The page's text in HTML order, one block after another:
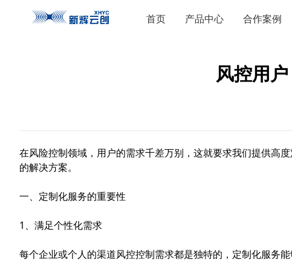
首页 产品中心 合作案例
风控用
在风险控制领域，用户的需求千差万别，这就要求我们提供高
的解决方案。
一、定制化服务的重要性
1、满足个性化需求
每个企业或个人的渠道风控控制需求都是独特的，定制化服务